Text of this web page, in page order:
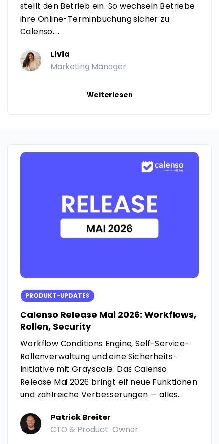
stellt den Betrieb ein. So wechseln Betriebe
ihre Online-Terminbuchung sicher zu
Calenso....
Livia
Marketing Manager
Weiterlesen
PRODUKT-UPDATES
Calenso Release Mai 2026: Workflows,
Rollen, Security
Workflow Conditions Engine, Self-Service-
Rollenverwaltung und eine Sicherheits-
Initiative mit Grayscale: Das Calenso
Release Mai 2026 bringt elf neue Funktionen
und zahlreiche Verbesserungen — alles...
Patrick Breiter
CTO & Product-Owner